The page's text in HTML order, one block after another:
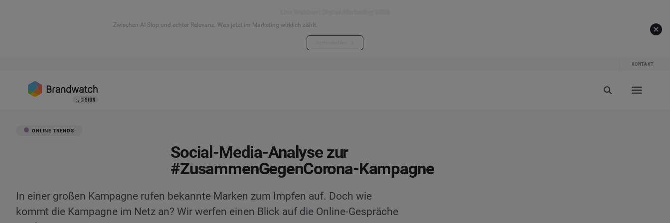
Zwischen AI Slop und echter Relevanz. Was jetzt im Marketing wirklich zählt.
KONTAKT
ONLINE TRENDS
Social-Media-Analyse zur
#ZusammenGegenCorona-Kampagne
In einer großen Kampagne rufen bekannte Marken zum Impfen auf. Doch wie
kommt die Kampagne im Netz an? Wir werfen einen Blick auf die Online-Gespräche